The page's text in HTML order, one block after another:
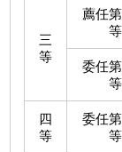
三
等
薦任
等
委任
等
四
等
委任
等